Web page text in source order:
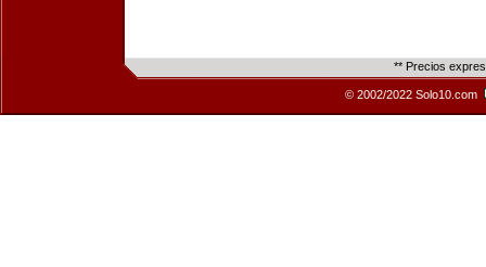
** Precios
© 2002/2022 Solo10.com